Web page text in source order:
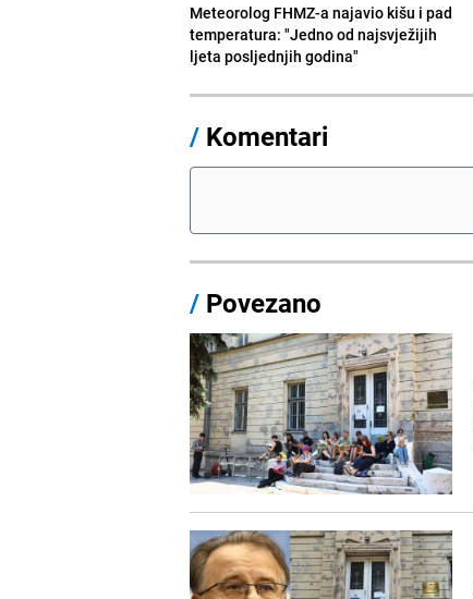
Meteorolog FHMZ-a najavio kišu i pad
temperatura: "Jedno od najsvježijih
ljeta posljednjih godina"
/ Komentari
/ Povezano